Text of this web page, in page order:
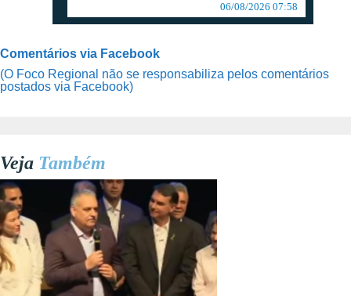
06/08/2026 07:58
Comentários via Facebook
(O Foco Regional não se responsabiliza pelos comentários
postados via Facebook)
Veja Também